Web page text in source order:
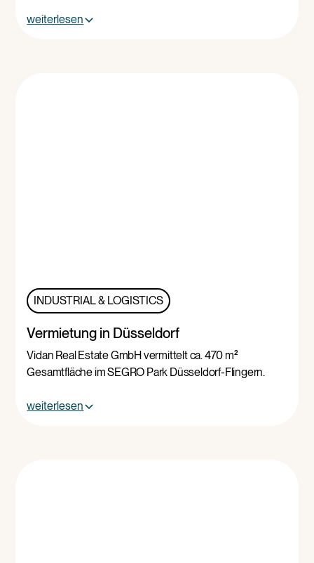
weiterlesen
INDUSTRIAL & LOGISTICS
Vermietung in Düsseldorf
Vidan Real Estate GmbH vermittelt ca. 470 m²
Gesamtfläche im SEGRO Park Düsseldorf-Flingern.
weiterlesen